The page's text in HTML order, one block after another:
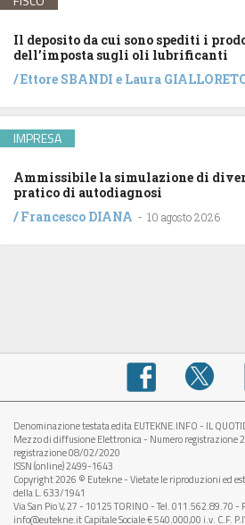
Il deposito da cui sono spediti i
dell’imposta sugli oli lubrificanti
/Ettore SBANDI e Laura
IMPRESA
Ammissibile la simulazione di
pratico di autodiagnosi
/Francesco DIANA - 10 agosto 2026
Denominazione testata edita EUTEKNE.INFO - IL
Mezzo di diffusione Elettronica - Numero registrazione
registrazione 08/02/2020
ISSN (online) 2499-1643
Copyright 2026 © Eutekne - Vietate le riproduzioni ed
della L. 633/1941
Via San Pio V, 27 - 10125 TORINO - Tel. 011.562.89.70
info@eutekne.it Capitale Sociale € 540.000,00 i.v. C.F.